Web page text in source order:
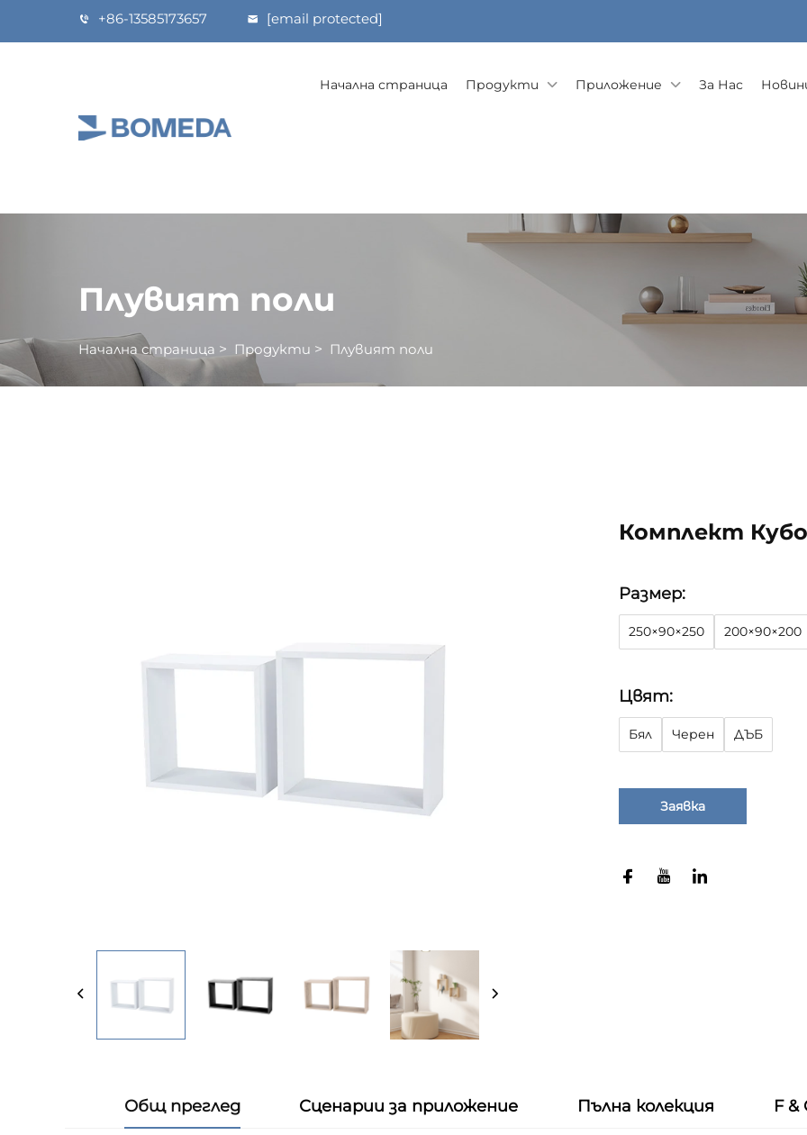
+86-13585173657 [email protected]
Начална страница Продукти Приложение За Нас
Плувият поли
Начална страница > Продукти > Плувият поли
Комплект
Размер:
250×90×250 200×90×200
Цвят:
Бял Черен ДЪБ
Заявка
Общ преглед Сценарии за приложение Пълна колекция F &